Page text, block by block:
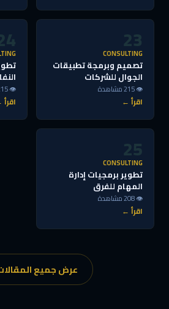
23
CONSULTING
تصميم وبرمجة تطبيقات
الجوال للشركات
👁 215 مشاهدة
اقرأ ←
👁 215 مشاهدة
25
CONSULTING
تطوير برمجيات إدارة
المهام للفرق
👁 208 مشاهدة
اقرأ ←
عرض جميع